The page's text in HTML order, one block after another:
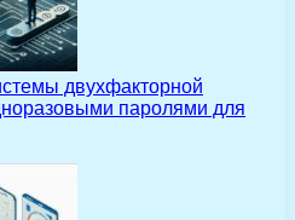
двухфакторной
паролями для